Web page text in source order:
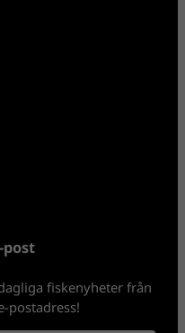
post
fiskenyheter från
postadress!